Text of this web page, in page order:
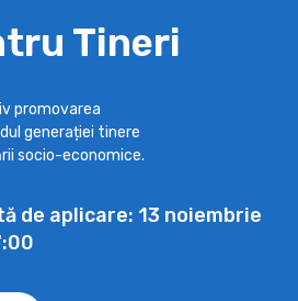
Tineri
promovarea
generației tinere
socio-economice.
de aplicare: 13 noiembrie